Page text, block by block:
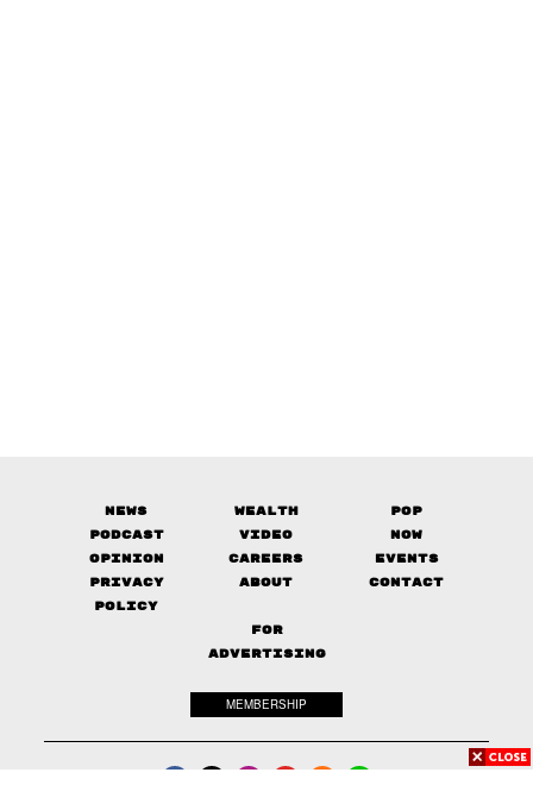
News Wealth
Pop
Podcast
Video
Now
Opinion
Careers
Events
Privacy
Policy
About Contact
FOR
ADVERTISING
MEMBERSHIP